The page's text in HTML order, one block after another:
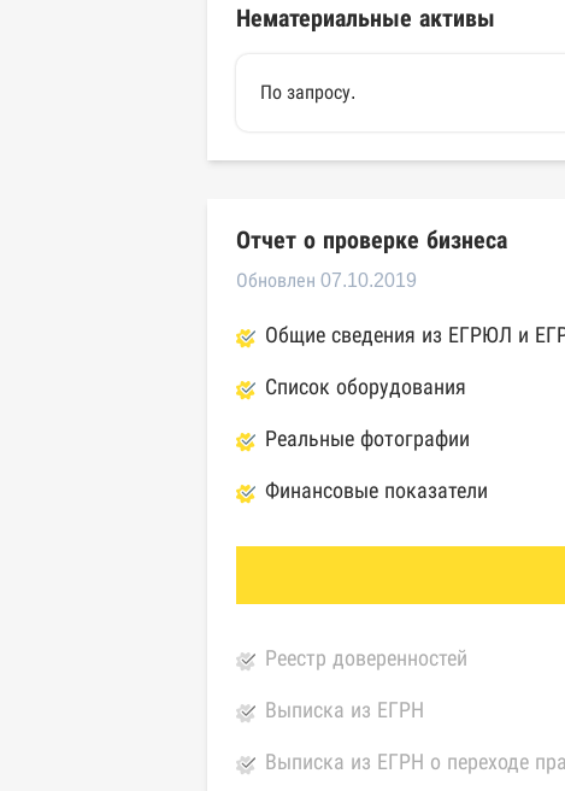
Нематериальные активы
По запросу.
Отчет о проверке бизнеса
Обновлен 07.10.2019
Общие сведения из ЕГРЮЛ и
Список оборудования
Реальные фотографии
Финансовые показатели
Реестр доверенностей
Выписка из ЕГРН
Выписка из ЕГРН о переходе